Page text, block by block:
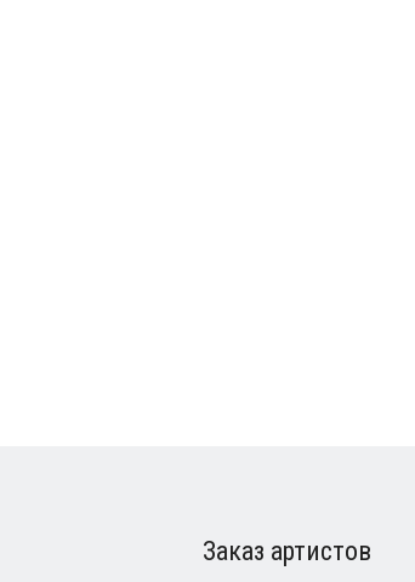
Заказ артистов